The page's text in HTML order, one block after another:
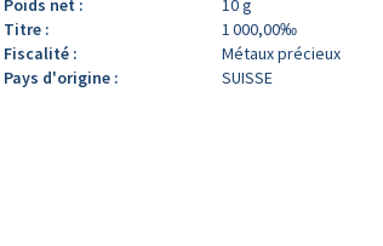
Titre :
1 000,00‰
Fiscalité :
Métaux précieux
Pays d'origine :
SUISSE